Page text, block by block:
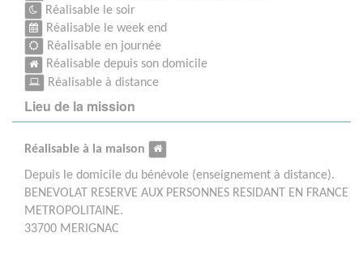
Réalisable le soir
Réalisable le week end
Réalisable en journée
Réalisable depuis son domicile
Réalisable à distance
Lieu de la mission
Réalisable à la maison
Depuis le domicile du bénévole (enseignement à distance).
BENEVOLAT RESERVE AUX PERSONNES RESIDANT EN FRANCE
METROPOLITAINE.
33700 MERIGNAC